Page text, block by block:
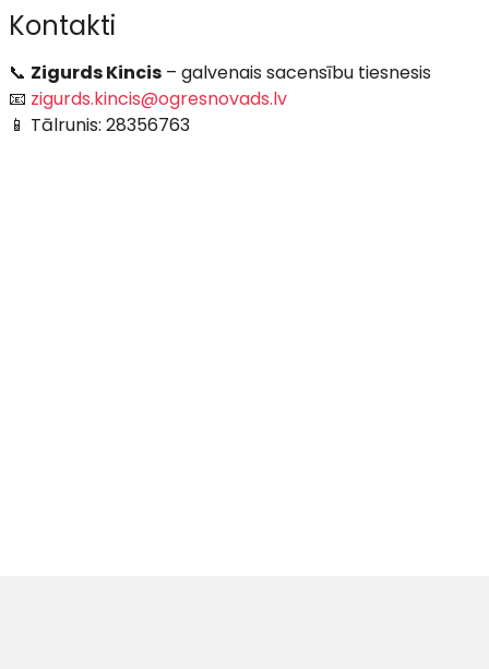
Kontakti
📞 Zigurds Kincis – galvenais sacensību tiesnesis
📧 zigurds.kincis@ogresnovads.lv
📱 Tālrunis: 28356763